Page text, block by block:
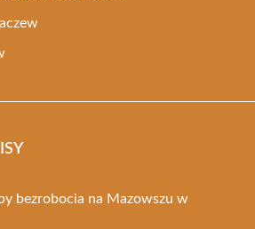
bezrobocia na Mazowszu w